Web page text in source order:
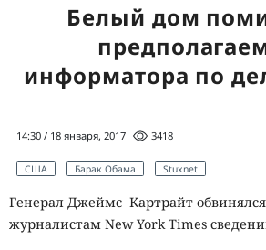
Белый дом
информатора по
14:30 / 18 января, 2017 3418
США Барак Обама Stuxnet
Генерал Джеймс Картрайт
журналистам New York Times